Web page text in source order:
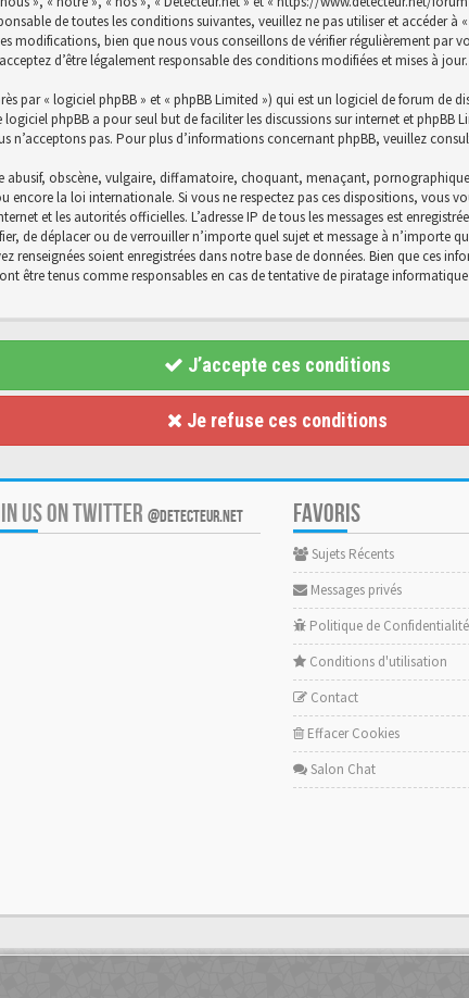
de toutes les conditions suivantes, veuillez ne pas utiliser et accéder
modifications, bien que nous vous conseillons de vérifier régulièrement par
d’être légalement responsable des conditions modifiées et mises à jour.
par « logiciel phpBB » et « phpBB Limited ») qui est un logiciel de forum de
logiciel phpBB a pour seul but de faciliter les discussions sur internet et
n’acceptons pas. Pour plus d’informations concernant phpBB, veuillez
abusif, obscène, vulgaire, diffamatoire, choquant, menaçant,
encore la loi internationale. Si vous ne respectez pas ces dispositions, vous
et les autorités officielles. L’adresse IP de tous les messages est
de déplacer ou de verrouiller n’importe quel sujet et message à n’importe
renseignées soient enregistrées dans notre base de données. Bien que ces
être tenus comme responsables en cas de tentative de piratage
J’accepte ces conditions
Je refuse ces conditions
US ON TWITTER @DETECTEUR.NET FAVORIS
Sujets Récents
Messages privés
Politique de Confidentialité
Conditions d'utilisation
Contact
Effacer Cookies
Salon Chat